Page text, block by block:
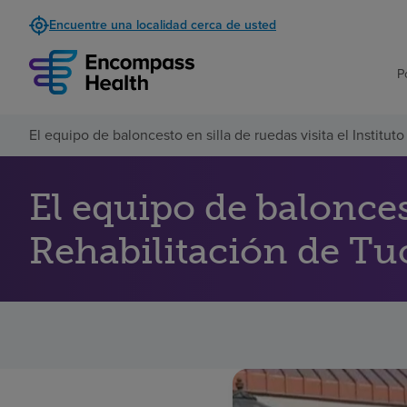
Encuentre una localidad cerca de usted
El equipo de baloncesto en silla de ruedas visita el
El equipo de
Rehabilitación de